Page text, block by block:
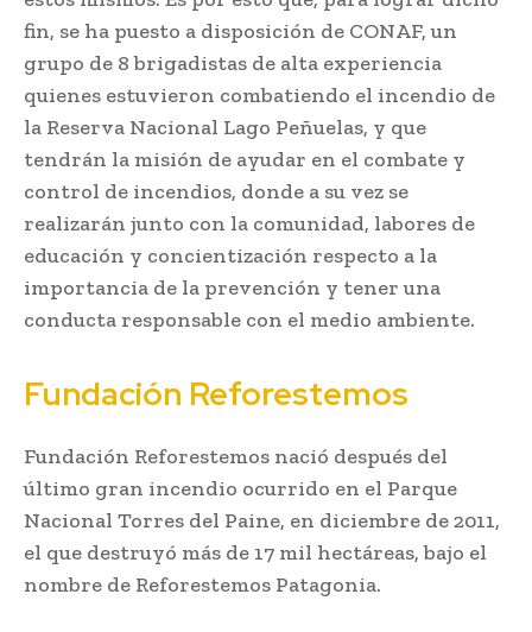
fin, se ha puesto a disposición de CONAF, un
grupo de 8 brigadistas de alta experiencia
quienes estuvieron combatiendo el incendio de
la Reserva Nacional Lago Peñuelas, y que
tendrán la misión de ayudar en el combate y
control de incendios, donde a su vez se
realizarán junto con la comunidad, labores de
educación y concientización respecto a la
importancia de la prevención y tener una
conducta responsable con el medio ambiente.
Fundación Reforestemos
Fundación Reforestemos nació después del
último gran incendio ocurrido en el Parque
Nacional Torres del Paine, en diciembre de 2011,
el que destruyó más de 17 mil hectáreas, bajo el
nombre de Reforestemos Patagonia.